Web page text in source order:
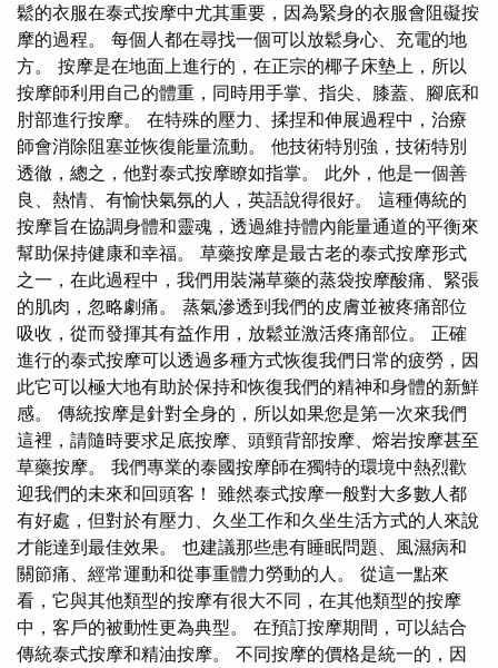
鬆的衣服在泰式按摩中尤其重要，因為緊身的衣服會阻礙按
摩的過程。 每個人都在尋找一個可以放鬆身心、充電的地
方。 按摩是在地面上進行的，在正宗的椰子床墊上，所以
按摩師利用自己的體重，同時用手掌、指尖、膝蓋、腳底和
肘部進行按摩。 在特殊的壓力、揉捏和伸展過程中，治療
師會消除阻塞並恢復能量流動。 他技術特別強，技術特別
透徹，總之，他對泰式按摩瞭如指掌。 此外，他是一個善
良、熱情、有愉快氣氛的人，英語說得很好。 這種傳統的
按摩旨在協調身體和靈魂，透過維持體內能量通道的平衡來
幫助保持健康和幸福。 草藥按摩是最古老的泰式按摩形式
之一，在此過程中，我們用裝滿草藥的蒸袋按摩酸痛、緊張
的肌肉，忽略劇痛。 蒸氣滲透到我們的皮膚並被疼痛部位
吸收，從而發揮其有益作用，放鬆並激活疼痛部位。 正確
進行的泰式按摩可以透過多種方式恢復我們日常的疲勞，因
此它可以極大地有助於保持和恢復我們的精神和身體的新鮮
感。 傳統按摩是針對全身的，所以如果您是第一次來我們
這裡，請隨時要求足底按摩、頭頸背部按摩、熔岩按摩甚至
草藥按摩。 我們專業的泰國按摩師在獨特的環境中熱烈歡
迎我們的未來和回頭客！ 雖然泰式按摩一般對大多數人都
有好處，但對於有壓力、久坐工作和久坐生活方式的人來說
才能達到最佳效果。 也建議那些患有睡眠問題、風濕病和
關節痛、經常運動和從事重體力勞動的人。 從這一點來
看，它與其他類型的按摩有很大不同，在其他類型的按摩
中，客戶的被動性更為典型。 在預訂按摩期間，可以結合
傳統泰式按摩和精油按摩。 不同按摩的價格是統一的，因